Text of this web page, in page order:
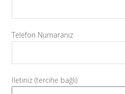
Telefon Numaranız
İletiniz (tercihe bağlı)